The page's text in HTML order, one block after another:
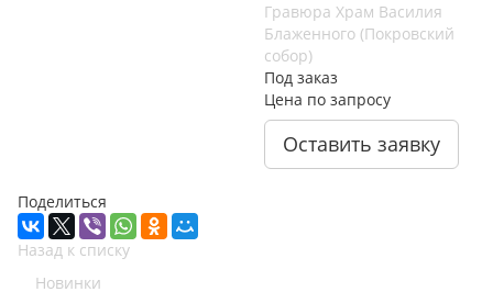
Гравюра Храм Василия
Блаженного (Покровский
собор)
Под заказ
Цена по запросу
Оставить заявку
Поделиться
Назад к списку
Новинки